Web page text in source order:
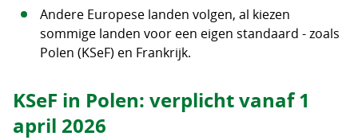
Andere Europese landen volgen, al kiezen
sommige landen voor een eigen standaard - zoals
Polen (KSeF) en Frankrijk.
KSeF in Polen: verplicht vanaf 1
april 2026